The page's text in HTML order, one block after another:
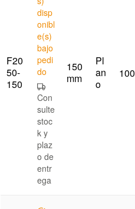
F20
50-
150
disp
onibl
e(s)
bajo
pedi
do
Con
sulte
stoc
k y
plaz
o de
entr
ega
150
mm
Pl
an
o
100